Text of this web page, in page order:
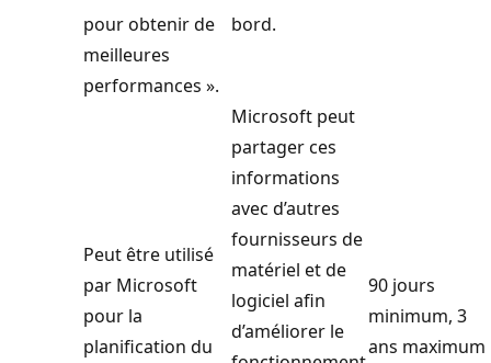
pour obtenir de
meilleures
performances ».
bord.
Peut être utilisé
par Microsoft
pour la
planification du
Microsoft peut
partager ces
informations
avec d’autres
fournisseurs de
matériel et de
logiciel afin
d’améliorer le
90 jours
minimum, 3
ans maximum